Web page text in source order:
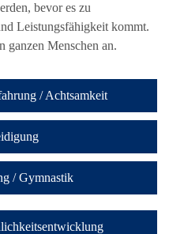
bevor es zu
Leistungsfähigkeit kommt.
ganzen Menschen an.
/ Achtsamkeit
/ Gymnastik